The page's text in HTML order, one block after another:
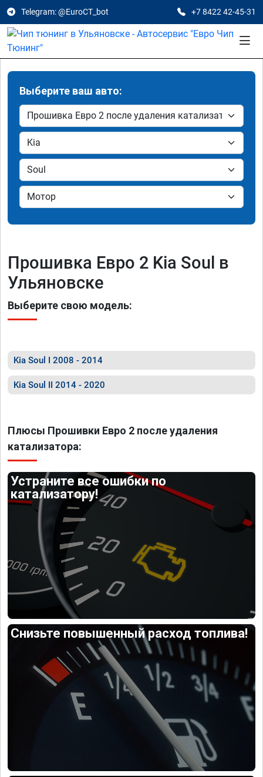
Telegram: @EuroCT_bot +7 8422 42-45-31
Выберите ваш авто:
Прошивка Евро 2 Kia Soul в
Ульяновске
Выберите свою модель:
Kia Soul I 2008 - 2014
Kia Soul II 2014 - 2020
Плюсы Прошивки Евро 2 после удаления
катализатора:
Устраните все ошибки по
катализатору!
Снизьте повышенный расход топлива!